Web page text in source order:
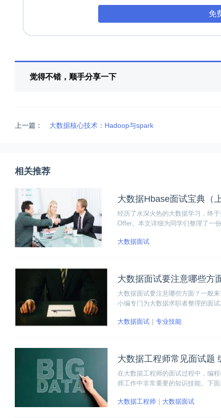
免
觉得不错，顺手分享一下
上一篇： 大数据核心技术：Hadoop与spark
相关推荐
大数据Hbase面试宝典（
经历了水深火热的大数据学习，终
Offer。本文详细为同学们整理了一
大数据面试
大数据面试要注意哪些方
大数据面试要注意哪些方面？一般
小编专门为大数据求职者整理的面
大数据面试 专业技能
大数据工程师常见面试题
在大数据工程师的面试过程中，编
师工作中非常重要的知识技能。下
大数据工程师
大数据面试